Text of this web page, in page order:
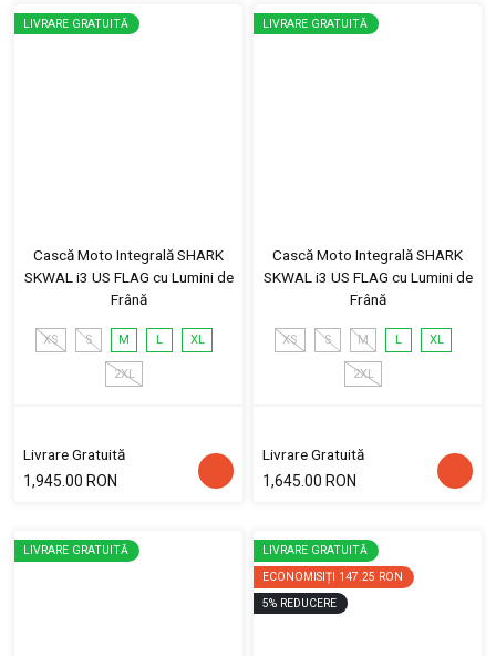
LIVRARE GRATUITĂ
Cască Moto Integrală SHARK
SKWAL i3 US FLAG cu Lumini de
Frână
XS S M L XL
2XL
Livrare Gratuită
1,945.00 RON
LIVRARE GRATUITĂ
Cască Moto Integrală SHARK
SKWAL i3 US FLAG cu Lumini de
Frână
XS S M L XL
2XL
Livrare Gratuită
1,645.00 RON
LIVRARE GRATUITĂ
LIVRARE GRATUITĂ
ECONOMISIȚI 147.25 RON
5% REDUCERE